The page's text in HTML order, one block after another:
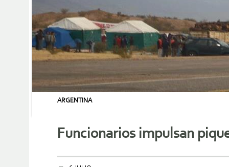
ARGENTINA
Funcionarios impulsan